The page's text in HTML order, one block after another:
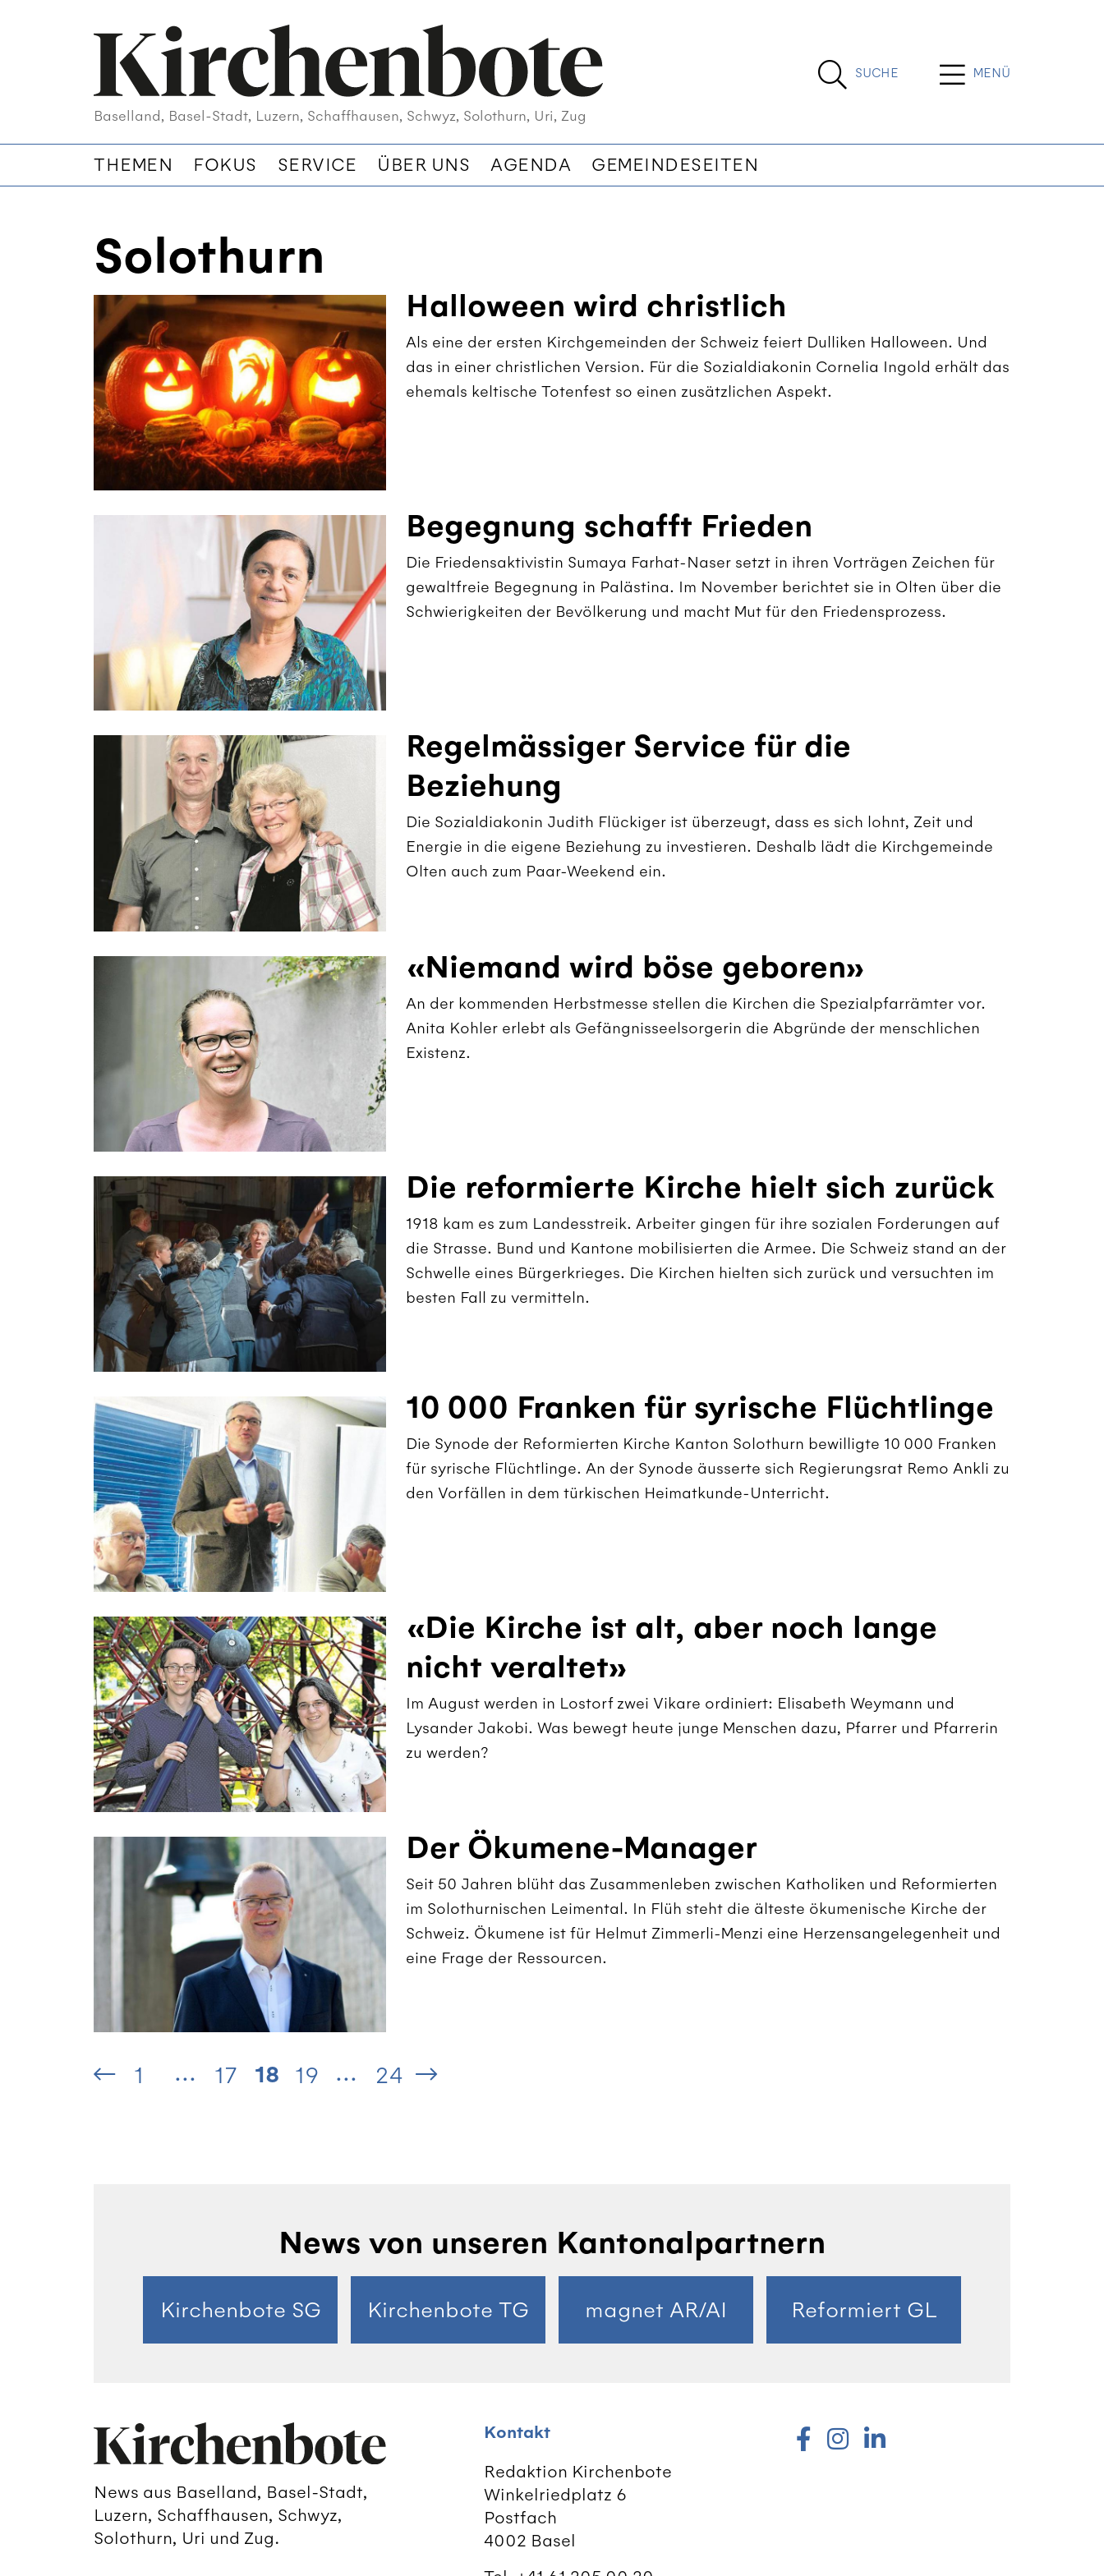
Baselland, Basel-Stadt, Luzern, Schaffhausen, Schwyz, Solothurn, Uri, Zug
SUCHE MENÜ
THEMEN FOKUS SERVICE ÜBER UNS AGENDA GEMEINDESEITEN
Solothurn
Halloween wird christlich
Als eine der ersten Kirchgemeinden der Schweiz feiert Dulliken Halloween. Und
das in einer christlichen Version. Für die Sozialdiakonin Cornelia Ingold erhält das
ehemals keltische Totenfest so einen zusätzlichen Aspekt.
Begegnung schafft Frieden
Die Friedensaktivistin Sumaya Farhat-Naser setzt in ihren Vorträgen Zeichen für
gewaltfreie Begegnung in Palästina. Im November berichtet sie in Olten über die
Schwierigkeiten der Bevölkerung und macht Mut für den Friedensprozess.
Regelmässiger Service für die
Beziehung
Die Sozialdiakonin Judith Flückiger ist überzeugt, dass es sich lohnt, Zeit und
Energie in die eigene Beziehung zu investieren. Deshalb lädt die Kirchgemeinde
Olten auch zum Paar-Weekend ein.
«Niemand wird böse geboren»
An der kommenden Herbstmesse stellen die Kirchen die Spezialpfarrämter vor.
Anita Kohler erlebt als Gefängnisseelsorgerin die Abgründe der menschlichen
Existenz.
Die reformierte Kirche hielt sich zurück
1918 kam es zum Landesstreik. Arbeiter gingen für ihre sozialen Forderungen auf
die Strasse. Bund und Kantone mobilisierten die Armee. Die Schweiz stand an der
Schwelle eines Bürgerkrieges. Die Kirchen hielten sich zurück und versuchten im
besten Fall zu vermitteln.
10 000 Franken für syrische Flüchtlinge
Die Synode der Reformierten Kirche Kanton Solothurn bewilligte 10 000 Franken
für syrische Flüchtlinge. An der Synode äusserte sich Regierungsrat Remo Ankli zu
den Vorfällen in dem türkischen Heimatkunde-Unterricht.
«Die Kirche ist alt, aber noch lange
nicht veraltet»
Im August werden in Lostorf zwei Vikare ordiniert: Elisabeth Weymann und
Lysander Jakobi. Was bewegt heute junge Menschen dazu, Pfarrer und Pfarrerin
zu ­werden?
Der Ökumene-Manager
Seit 50 Jahren blüht das Zusammenleben zwischen Katholiken und Reformierten
im Solothurnischen Leimental. In Flüh steht die älteste ökumenische Kirche der
Schweiz. Ökumene ist für Helmut Zimmerli-Menzi eine Herzensangelegenheit und
eine Frage der Ressourcen.
1 ... 17 18 19 ... 24
News von unseren Kantonalpartnern
Kirchenbote SG Kirchenbote TG magnet AR/AI Reformiert GL
News aus Baselland, Basel-Stadt,
Luzern, Schaffhausen, Schwyz,
Solothurn, Uri und Zug.
Kontakt
Redaktion Kirchenbote
Winkelriedplatz 6
Postfach
4002 Basel